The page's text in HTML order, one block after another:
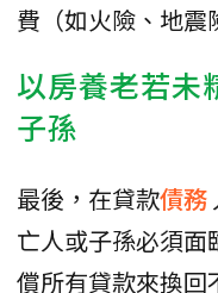
費（如火險、地震
以房養老若未
子孫
最後，在貸款債務
亡人或子孫必須
償所有貸款來換回